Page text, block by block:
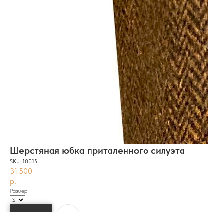
Шерстяная юбка приталенного силуэта
SKU: 10015
31 500
р.
Размер